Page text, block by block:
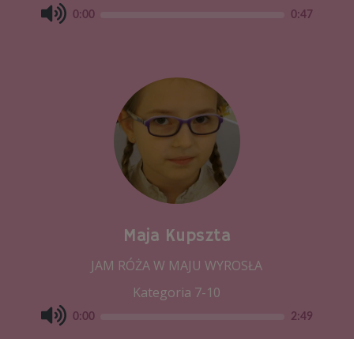
0:00 0:47
Maja Kupszta
JAM RÓŻA W MAJU WYROSŁA
Kategoria 7-10
0:00 2:49